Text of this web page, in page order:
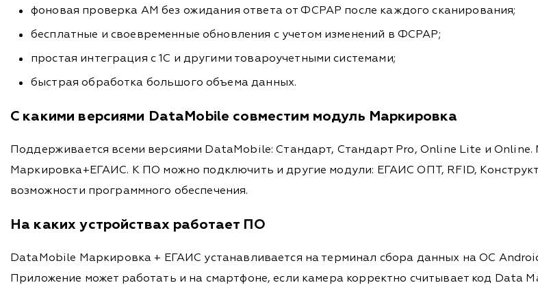
фоновая проверка АМ без ожидания ответа от ФСРАР после каждого сканирования;
бесплатные и своевременные обновления с учетом изменений в ФСРАР;
простая интеграция с 1С и другими товароучетными системами;
быстрая обработка большого объема данных.
С какими версиями DataMobile совместим модуль Маркировка
Поддерживается всеми версиями DataMobile: Стандарт, Стандарт Pro, Online Lite и
Маркировка+ЕГАИС. К ПО можно подключить и другие модули: ЕГАИС ОПТ, RFID,
возможности программного обеспечения.
На каких устройствах работает ПО
DataMobile Маркировка + ЕГАИС устанавливается на терминал сбора данных на ОС
Приложение может работать и на смартфоне, если камера корректно считывает код Data